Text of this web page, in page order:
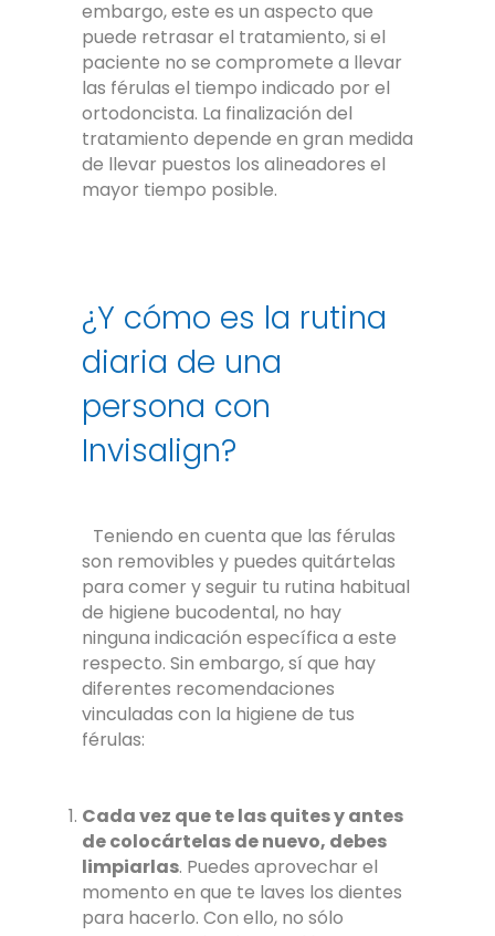
embargo, este es un aspecto que
puede retrasar el tratamiento, si el
paciente no se compromete a llevar
las férulas el tiempo indicado por el
ortodoncista. La finalización del
tratamiento depende en gran medida
de llevar puestos los alineadores el
mayor tiempo posible.
¿Y cómo es la rutina
diaria de una
persona con
Invisalign?
Teniendo en cuenta que las férulas
son removibles y puedes quitártelas
para comer y seguir tu rutina habitual
de higiene bucodental, no hay
ninguna indicación específica a este
respecto. Sin embargo, sí que hay
diferentes recomendaciones
vinculadas con la higiene de tus
férulas:
Cada vez que te las quites y antes
de colocártelas de nuevo, debes
limpiarlas. Puedes aprovechar el
momento en que te laves los dientes
para hacerlo. Con ello, no sólo